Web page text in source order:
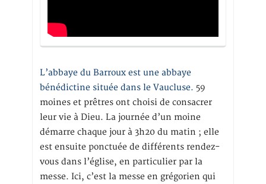
L’abbaye du Barroux est une abbaye
bénédictine située dans le Vaucluse. 59
moines et prêtres ont choisi de consacrer
leur vie à Dieu. La journée d’un moine
démarre chaque jour à 3h20 du matin ; elle
est ensuite ponctuée de différents rendez-
vous dans l’église, en particulier par la
messe. Ici, c’est la messe en grégorien qui